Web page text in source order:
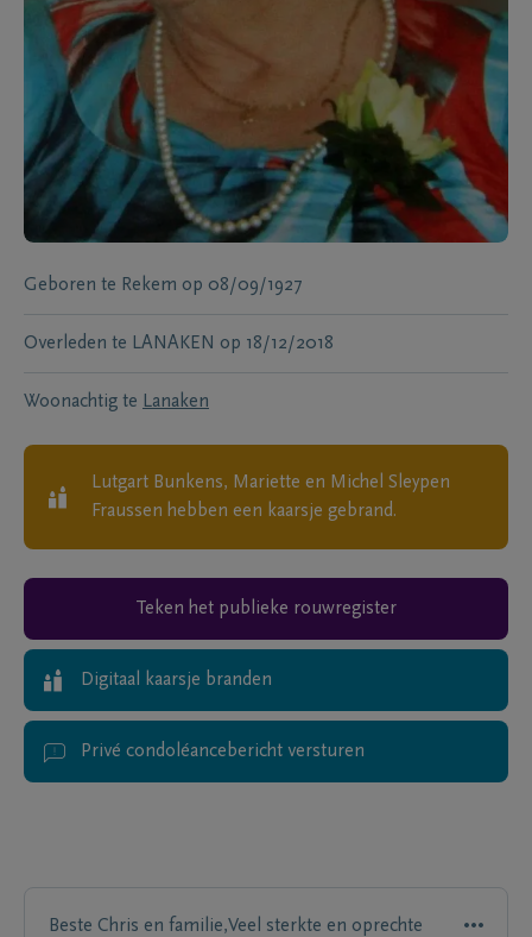
Geboren te Rekem op 08/09/1927
Overleden te LANAKEN op 18/12/2018
Woonachtig te Lanaken
Lutgart Bunkens, Mariette en Michel Sleypen
Fraussen hebben een kaarsje gebrand.
Teken het publieke rouwregister
Digitaal kaarsje branden
Privé condoléancebericht versturen
Beste Chris en familie,Veel sterkte en oprechte